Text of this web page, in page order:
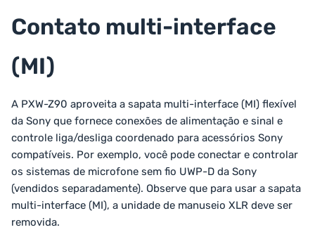
Contato multi-interface
(MI)
A PXW-Z90 aproveita a sapata multi-interface (MI) flexível
da Sony que fornece conexões de alimentação e sinal e
controle liga/desliga coordenado para acessórios Sony
compatíveis. Por exemplo, você pode conectar e controlar
os sistemas de microfone sem fio UWP-D da Sony
(vendidos separadamente). Observe que para usar a sapata
multi-interface (MI), a unidade de manuseio XLR deve ser
removida.